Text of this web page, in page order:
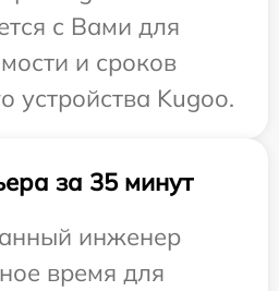
с Вами для
и сроков
устройства Kugoo.
за 35 минут
инженер
время для